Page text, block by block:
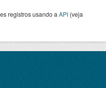
registros usando a API (veja